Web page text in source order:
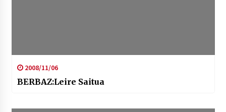
2008/11/06
BERBAZ:Leire Saitua